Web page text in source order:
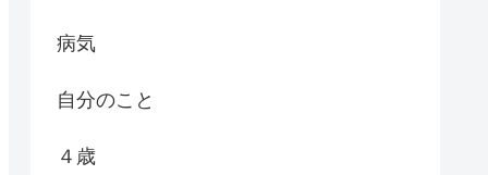
病気
自分のこと
４歳